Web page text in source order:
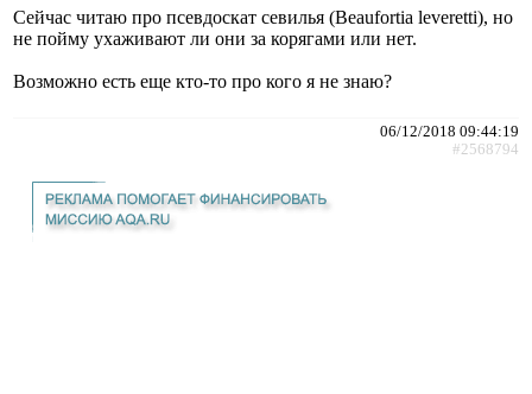
Сейчас читаю про псевдоскат севилья (Beaufortia leveretti), но
не пойму ухаживают ли они за корягами или нет.
Возможно есть еще кто-то про кого я не знаю?
06/12/2018 09:44:19
#2568794